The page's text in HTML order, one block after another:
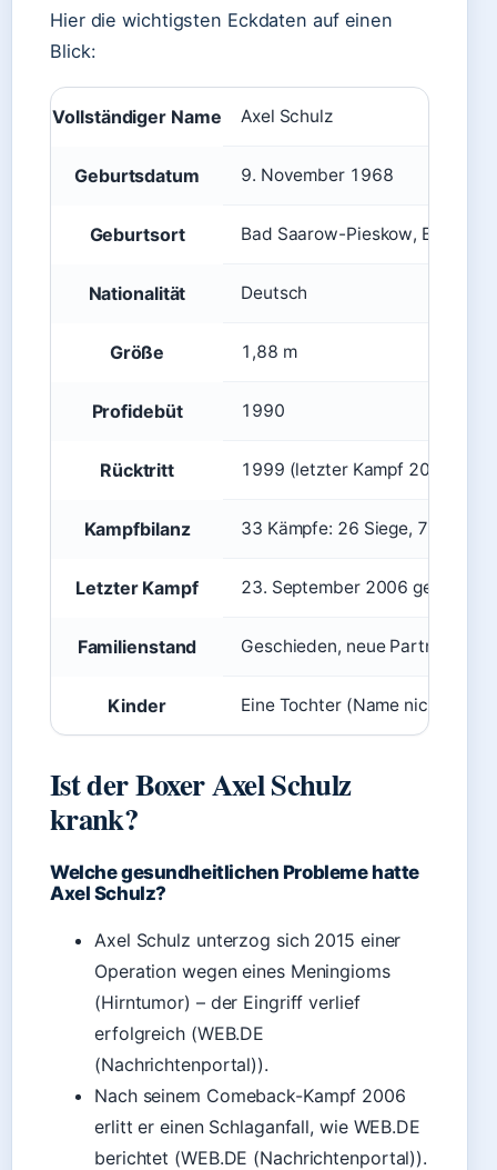
Hier die wichtigsten Eckdaten auf einen
Blick:
Vollständiger Name Axel Schulz
Geburtsdatum 9. November 1968
Geburtsort Bad Saarow-Pieskow,
Nationalität Deutsch
Größe 1,88 m
Profidebüt 1990
Rücktritt 1999 (letzter Kampf 2006)
Kampfbilanz 33 Kämpfe: 26 Siege, 7
Letzter Kampf 23. September 2006 gegen
Familienstand Geschieden, neue Partnerin
Kinder Eine Tochter (Name nicht
Ist der Boxer Axel Schulz
krank?
Welche gesundheitlichen Probleme hatte
Axel Schulz?
Axel Schulz unterzog sich 2015 einer
Operation wegen eines Meningioms
(Hirntumor) – der Eingriff verlief
erfolgreich (WEB.DE
(Nachrichtenportal)).
Nach seinem Comeback-Kampf 2006
erlitt er einen Schlaganfall, wie WEB.DE
berichtet (WEB.DE (Nachrichtenportal)).